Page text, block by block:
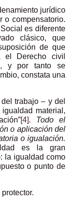
jurídico
o compensatorio.
es diferente
clásico, que
de que
el Derecho civil
y por tanto se
constata una
trabajo – y del
material,
[4]. Todo el
o aplicación del
o igualación.
es la gran
la igualdad como
o punto de